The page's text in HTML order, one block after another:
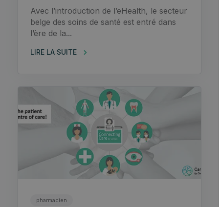
Avec l’introduction de l’eHealth, le secteur
belge des soins de santé est entré dans
l’ère de la...
LIRE LA SUITE
pharmacien